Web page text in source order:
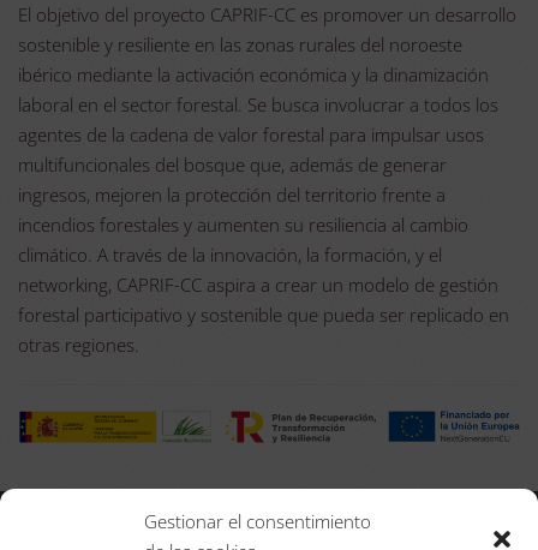
Gestionar el consentimiento
El objetivo del proyecto CAPRIF-CC es promover un desarrollo
sostenible y resiliente en las zonas rurales del noroeste
ibérico mediante la activación económica y la dinamización
laboral en el sector forestal. Se busca involucrar a todos los
agentes de la cadena de valor forestal para impulsar usos
multifuncionales del bosque que, además de generar
ingresos, mejoren la protección del territorio frente a
incendios forestales y aumenten su resiliencia al cambio
climático. A través de la innovación, la formación, y el
networking, CAPRIF-CC aspira a crear un modelo de gestión
forestal participativo y sostenible que pueda ser replicado en
otras regiones.